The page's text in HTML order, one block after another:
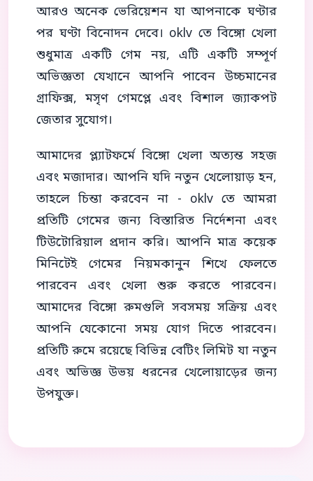
আরও অনেক ভেরিয়েশন যা আপনাকে ঘণ্টার
পর ঘণ্টা বিনোদন দেবে। oklv তে বিঙ্গো খেলা
শুধুমাত্র একটি গেম নয়, এটি একটি সম্পূর্ণ
অভিজ্ঞতা যেখানে আপনি পাবেন উচ্চমানের
গ্রাফিক্স, মসৃণ গেমপ্লে এবং বিশাল জ্যাকপট
জেতার সুযোগ।
আমাদের প্ল্যাটফর্মে বিঙ্গো খেলা অত্যন্ত সহজ
এবং মজাদার। আপনি যদি নতুন খেলোয়াড় হন,
তাহলে চিন্তা করবেন না - oklv তে আমরা
প্রতিটি গেমের জন্য বিস্তারিত নির্দেশনা এবং
টিউটোরিয়াল প্রদান করি। আপনি মাত্র কয়েক
মিনিটেই গেমের নিয়মকানুন শিখে ফেলতে
পারবেন এবং খেলা শুরু করতে পারবেন।
আমাদের বিঙ্গো রুমগুলি সবসময় সক্রিয় এবং
আপনি যেকোনো সময় যোগ দিতে পারবেন।
প্রতিটি রুমে রয়েছে বিভিন্ন বেটিং লিমিট যা নতুন
এবং অভিজ্ঞ উভয় ধরনের খেলোয়াড়ের জন্য
উপযুক্ত।